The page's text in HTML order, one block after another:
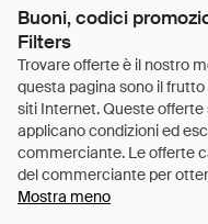
Buoni, codici
Filters
Mostra meno